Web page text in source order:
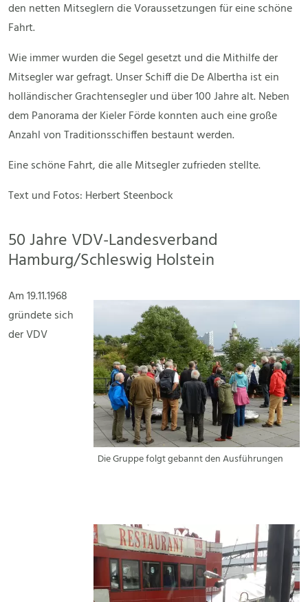
den netten Mitseglern die Voraussetzungen für eine schöne
Fahrt.
Wie immer wurden die Segel gesetzt und die Mithilfe der
Mitsegler war gefragt. Unser Schiff die De Albertha ist ein
holländischer Grachtensegler und über 100 Jahre alt. Neben
dem Panorama der Kieler Förde konnten auch eine große
Anzahl von Traditionsschiffen bestaunt werden.
Eine schöne Fahrt, die alle Mitsegler zufrieden stellte.
Text und Fotos: Herbert Steenbock
50 Jahre VDV-Landesverband
Hamburg/Schleswig Holstein
Die Gruppe folgt gebannt den Ausführungen
Am 19.11.1968
gründete sich
der VDV